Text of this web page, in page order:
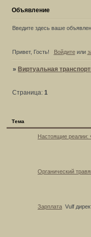
Объявление
Введите здесь ваше
Привет, Гость! Войдитеили
»Виртуальная
Страница: 1
Тема
Настоящие реалии:
Органический
Зарплата Vulf